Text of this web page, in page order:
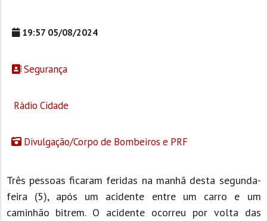
19:57 05/08/2024
Segurança
Rádio Cidade
Divulgação/Corpo de Bombeiros e PRF
Três pessoas ficaram feridas na manhã desta segunda-
feira (5), após um acidente entre um carro e um
caminhão bitrem. O acidente ocorreu por volta das